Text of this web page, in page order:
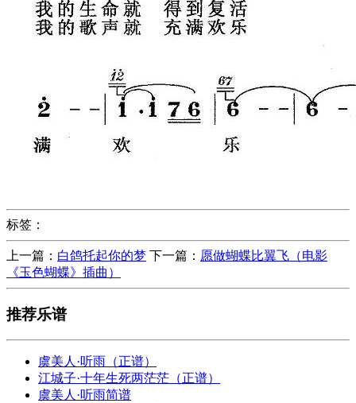
标签：
上一篇： 白鸽托起你的梦 下一篇： 愿做蝴蝶比翼飞（电影
《玉色蝴蝶》插曲）
推荐乐谱
虞美人·听雨（正谱）
江城子·十年生死两茫茫（正谱）
虞美人·听雨简谱